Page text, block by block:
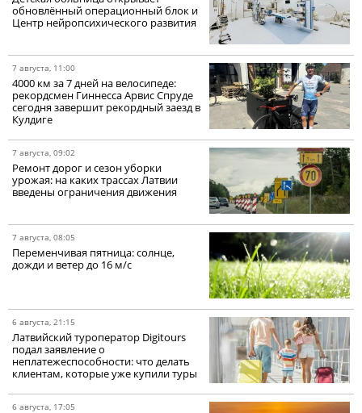
обновлённый операционный блок и
Центр нейропсихического развития
7 августа, 11:00
4000 км за 7 дней на велосипеде:
рекордсмен Гиннесса Арвис Спруде
сегодня завершит рекордный заезд в
Кулдиге
7 августа, 09:02
Ремонт дорог и сезон уборки
урожая: на каких трассах Латвии
введены ограничения движения
7 августа, 08:05
Переменчивая пятница: солнце,
дожди и ветер до 16 м/с
6 августа, 21:15
Латвийский туроператор Digitours
подал заявление о
неплатежеспособности: что делать
клиентам, которые уже купили туры
6 августа, 17:05